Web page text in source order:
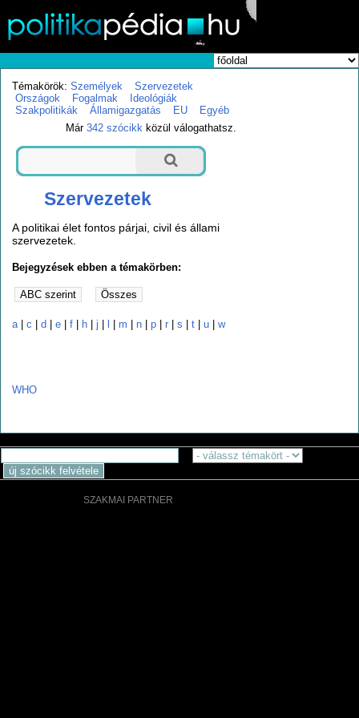
Témakörök: Személyek
Szervezetek
Országok
Fogalmak
Ideológiák
Szakpolitikák
Államigazgatás EU
Egyéb
Már342 szócikk közül válogathatsz.
Szervezetek
A politikai élet fontos párjai, civil és állami
szervezetek.
Bejegyzések ebben a témakörben:
a |c |d |e |f h |j |m |n |p |r |s |t |u |w
WHO
SZAKMAI PARTNER